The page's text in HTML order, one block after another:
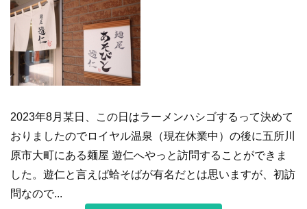
2023年8月某日、この日はラーメンハシゴするって決めて
おりましたのでロイヤル温泉（現在休業中）の後に五所川
原市大町にある麺屋 遊仁へやっと訪問することができま
した。遊仁と言えば蛤そばが有名だとは思いますが、初訪
問なので...